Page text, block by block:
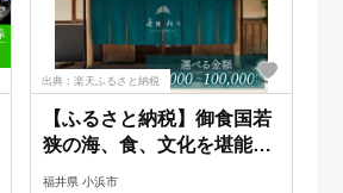
出典：楽天ふるさと納税
【ふるさと納税】御食国若
狭の海、食、文化を堪能す
る宿「若狭佳日」宿泊ギフ
福井県 小浜市